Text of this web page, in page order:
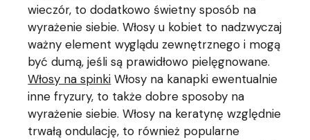
wieczór, to dodatkowo świetny sposób na
wyrażenie siebie. Włosy u kobiet to nadzwyczaj
ważny element wyglądu zewnętrznego i mogą
być dumą, jeśli są prawidłowo pielęgnowane.
Włosy na spinki Włosy na kanapki ewentualnie
inne fryzury, to także dobre sposoby na
wyrażenie siebie. Włosy na keratynę względnie
trwałą ondulację, to również popularne